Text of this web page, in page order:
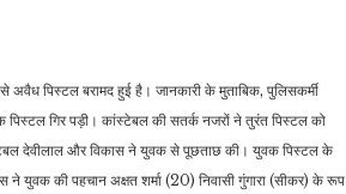
अवैध पिस्टल बरामद हुई है। जानकारी के मुताबिक, पुलिसकर्मी
गिर पड़ी। कांस्टेबल की सतर्क नजरों ने तुरंत पिस्टल को
देवीलाल और विकास ने युवक से पूछताछ की। युवक पिस्टल के
युवक की पहचान अक्षत शर्मा (20) निवासी गुंगारा (सीकर) के रूप